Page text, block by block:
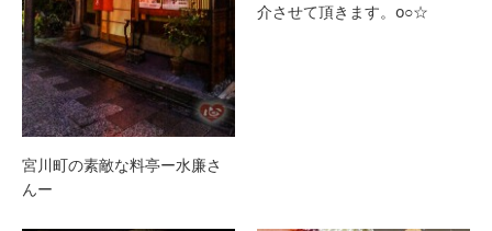
宮川町の素敵な料亭ー水廉さ
んー
介させて頂きます。o○☆